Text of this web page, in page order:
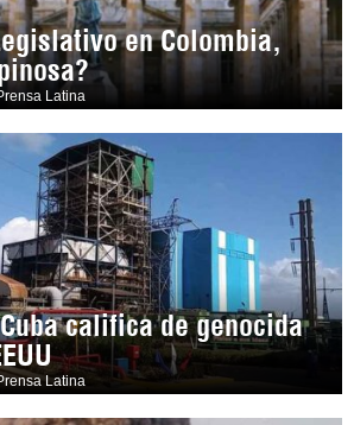
en Colombia,
Latina
califica de genocida
Latina